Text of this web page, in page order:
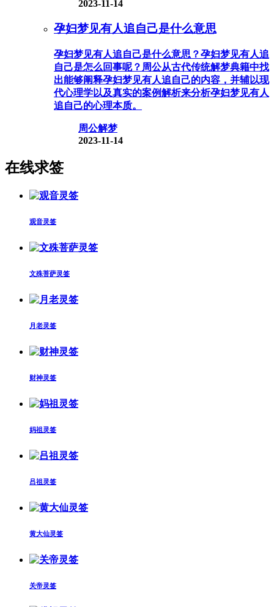
2023-11-14
孕妇梦见有人追自己是什么意思
孕妇梦见有人追自己是什么意思？孕妇梦见有人追
自己是怎么回事呢？周公从古代传统解梦典籍中找
出能够阐释孕妇梦见有人追自己的内容，并辅以现
代心理学以及真实的案例解析来分析孕妇梦见有人
追自己的心理本质。
周公解梦
2023-11-14
在线求签
观音灵签
文殊菩萨灵签
月老灵签
财神灵签
妈祖灵签
吕祖灵签
黄大仙灵签
关帝灵签